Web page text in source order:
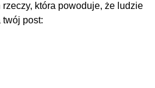
rzeczy, która powoduje, że ludzie
post: